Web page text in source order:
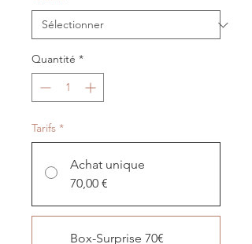
Quantité *
Tarifs *
Achat unique
70,00 €
Box-Surprise 70€